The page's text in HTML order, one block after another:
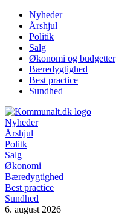
Videre
indhold
Nyheder
Årshjul
Politik
Salg
Økonomi og budgetter
Bæredygtighed
Best practice
Sundhed
Nyheder
Årshjul
Politk
Salg
Økonomi
Bæredygtighed
Best practice
Sundhed
6. august 2026